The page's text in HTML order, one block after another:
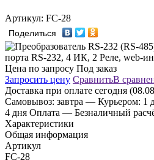
Артикул: FC-28
Поделиться
Цена по запросу Под заказ
Запросить цену СравнитьВ
Доставка при оплате сегодня
Самовывоз: завтра — Курьером: 1
4 дня Оплата — Безналичный
Характеристики
Общая информация
Артикул
FC-28